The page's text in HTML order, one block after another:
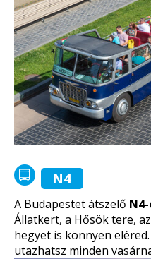
N4
A Budapestet átszelő
Állatkert, a Hősök tere,
hegyet is könnyen
utazhatsz minden